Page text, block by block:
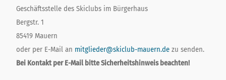
Geschäftsstelle des Skiclubs im Bürgerhaus
Bergstr. 1
85419 Mauern
oder per E-Mail an mitglieder@skiclub-mauern.de zu senden.
Bei Kontakt per E-Mail bitte Sicherheitshinweisbeachten!